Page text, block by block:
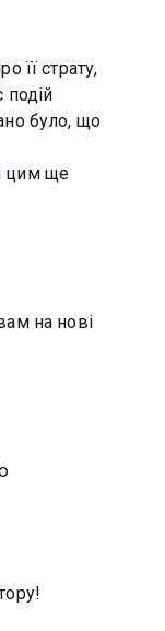
її страту,
подій
було, що
цим ще
на нові